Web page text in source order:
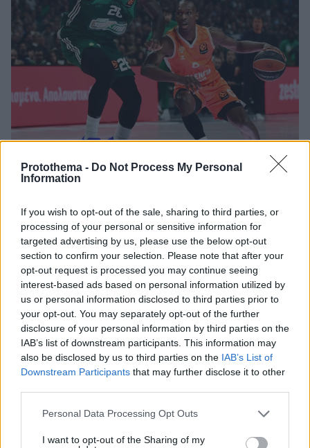
Protothema - Do Not Process My Personal
Information
If you wish to opt-out of the sale, sharing to third parties, or
processing of your personal or sensitive information for
targeted advertising by us, please use the below opt-out
section to confirm your selection. Please note that after your
opt-out request is processed you may continue seeing
interest-based ads based on personal information utilized by
us or personal information disclosed to third parties prior to
your opt-out. You may separately opt-out of the further
disclosure of your personal information by third parties on the
IAB’s list of downstream participants. This information may
also be disclosed by us to third parties on the IAB’s List of
Downstream Participants that may further disclose it to other
Please note that this website/app uses one or more Google
not limited to your visit or usage behaviour. You may click to
Personal Data Processing Opt Outs
I want to opt-out of the Sharing of my
Ο Μπαντιό η δεύτερη μεταγραφή της νέας εποχής
Ομπράντοβιτς: Για τρία χρόνια στον Παναθηναϊκό ο
Σενεγαλέζος
Ο Παναθηναϊκός πληρώνει το buy out (1.500.000
ευρώ) στην Βαλένθια και ως τη Δευτέρα αναμένονται
οι επίσημες ανακοινώσεις
26.06.2026, 21:24 10